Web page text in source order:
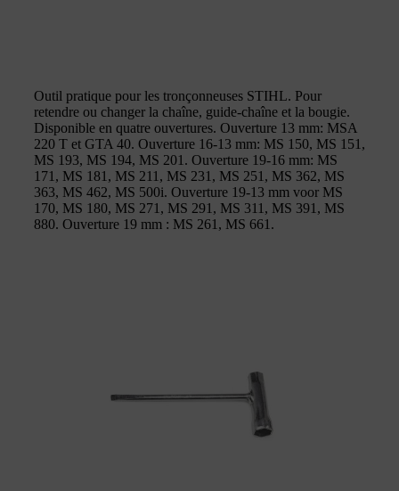
Outil pratique pour les tronçonneuses STIHL. Pour
retendre ou changer la chaîne, guide-chaîne et la bougie.
Disponible en quatre ouvertures. Ouverture 13 mm: MSA
220 T et GTA 40. Ouverture 16-13 mm: MS 150, MS 151,
MS 193, MS 194, MS 201. Ouverture 19-16 mm: MS
171, MS 181, MS 211, MS 231, MS 251, MS 362, MS
363, MS 462, MS 500i. Ouverture 19-13 mm voor MS
170, MS 180, MS 271, MS 291, MS 311, MS 391, MS
880. Ouverture 19 mm : MS 261, MS 661.